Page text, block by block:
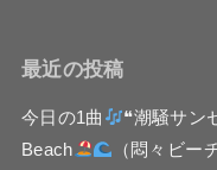
最近の投稿
今日の1曲 ❝潮騒サン
Beach
（悶々ビー